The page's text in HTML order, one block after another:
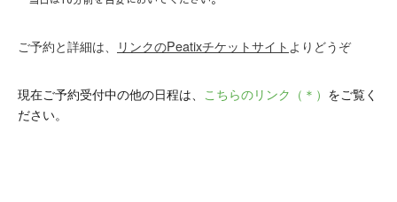
ご予約と詳細は、 リンクのPeatixチケットサイト よりどうぞ
現在ご予約受付中の他の日程は、 こちらのリンク（＊） をご覧く
ださい。